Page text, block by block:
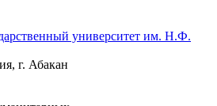
университет им. Н.Ф.
г. Абакан